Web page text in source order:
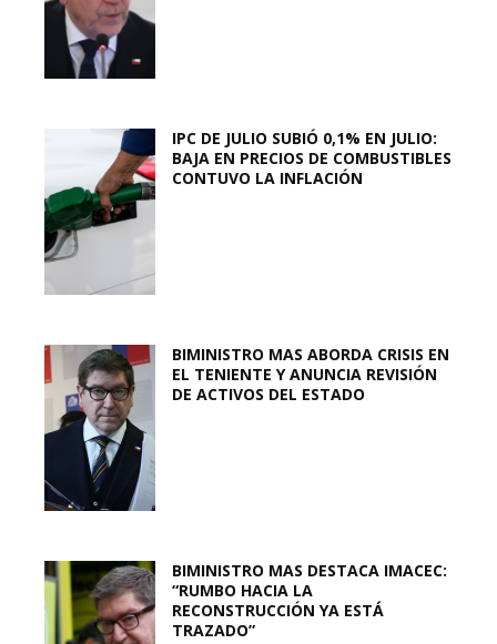
IPC DE JULIO SUBIÓ 0,1% EN JULIO:
BAJA EN PRECIOS DE COMBUSTIBLES
CONTUVO LA INFLACIÓN
BIMINISTRO MAS ABORDA CRISIS EN
EL TENIENTE Y ANUNCIA REVISIÓN
DE ACTIVOS DEL ESTADO
BIMINISTRO MAS DESTACA IMACEC:
“RUMBO HACIA LA
RECONSTRUCCIÓN YA ESTÁ
TRAZADO”